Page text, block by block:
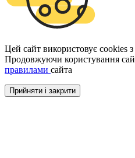
Цей сайт використовує cookies
Продовжуючи користування
правилами сайта
Прийняти і закрити